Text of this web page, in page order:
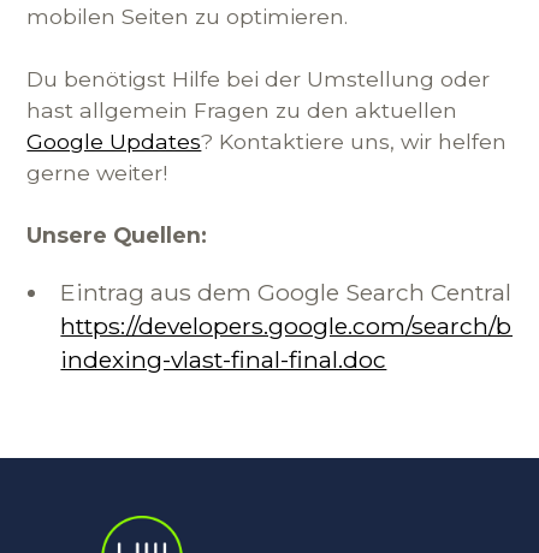
mobilen Seiten zu optimieren.
Du benötigst Hilfe bei der Umstellung oder
hast allgemein Fragen zu den aktuellen
Google Updates? Kontaktiere uns, wir helfen
gerne weiter!
Unsere Quellen:
Eintrag aus dem Google Search Central
https://developers.google.com/search/
indexing-vlast-final-final.doc